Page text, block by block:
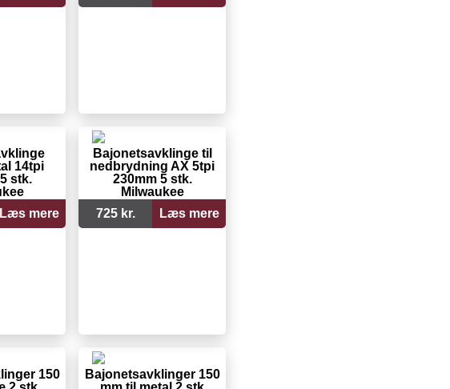
14tpi
stk.
Læs mere
Bajonetsavklinge til
nedbrydning AX 5tpi
230mm 5 stk.
Milwaukee
725 kr.
Læs mere
150
Bajonetsavklinger 150